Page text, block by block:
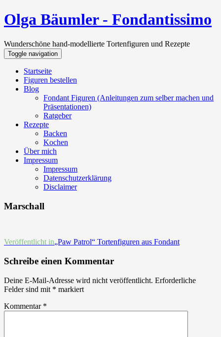
Olga Bäumler - Fondantissimo
Wunderschöne hand-modellierte Tortenfiguren und Rezepte
Toggle navigation
Startseite
Figuren bestellen
Blog
Fondant Figuren (Anleitungen zum selber machen und
Präsentationen)
Ratgeber
Rezepte
Backen
Kochen
Über mich
Impressum
Impressum
Datenschutzerklärung
Disclaimer
Marschall
Beitrags-
Veröffentlicht in„Paw Patrol“ Tortenfiguren aus Fondant
Schreibe einen Kommentar
Deine E-Mail-Adresse wird nicht veröffentlicht. Erforderliche
Felder sind mit * markiert
Kommentar *